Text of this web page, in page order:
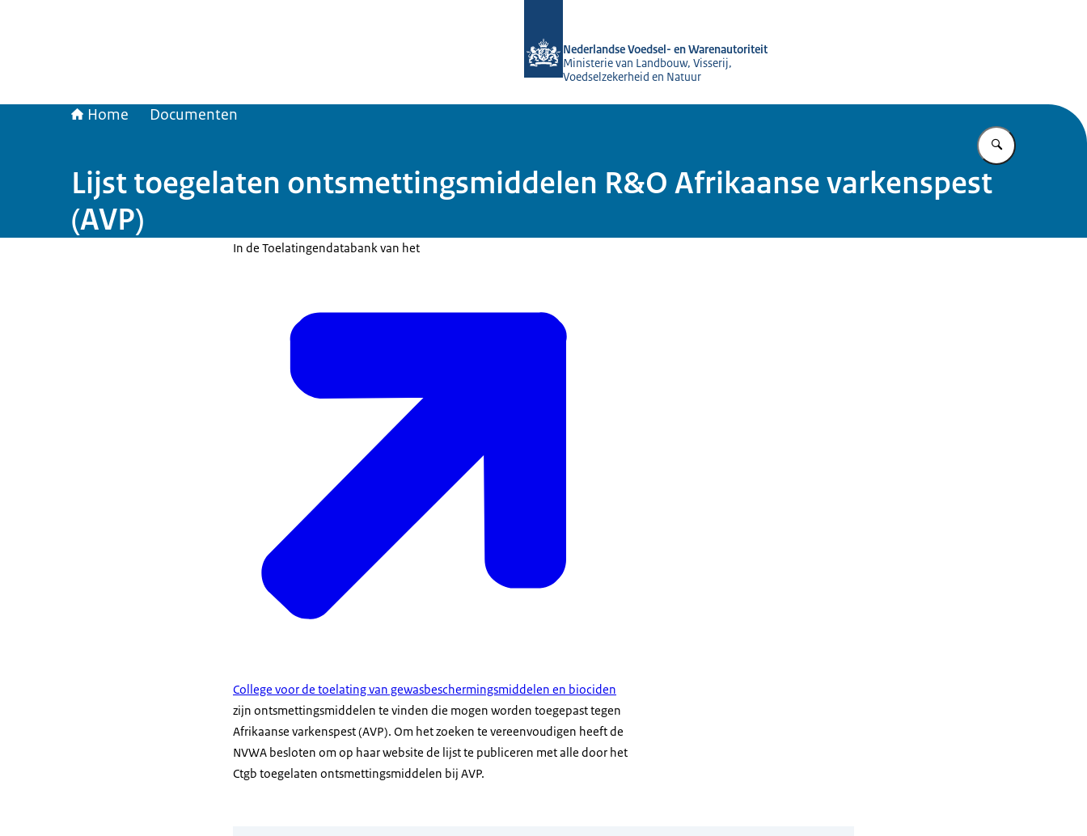
Nederlandse Voedsel- en Warenautoriteit
Ministerie van Landbouw, Visserij,
Voedselzekerheid en Natuur
Home Documenten
Vul in wat u
Lijst toegelaten ontsmettingsmiddelen R&O Afrikaanse varkenspest
(AVP)
In de Toelatingendatabank van het
College voor de toelating van gewasbeschermingsmiddelen en biociden
zijn ontsmettingsmiddelen te vinden die mogen worden toegepast tegen
Afrikaanse varkenspest (AVP). Om het zoeken te vereenvoudigen heeft de
NVWA besloten om op haar website de lijst te publiceren met alle door het
Ctgb toegelaten ontsmettingsmiddelen bij AVP.